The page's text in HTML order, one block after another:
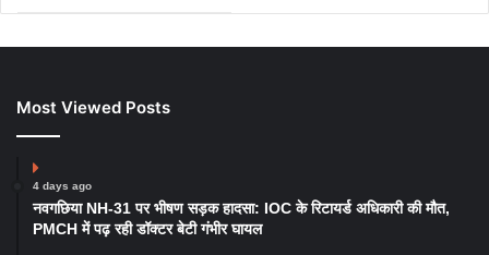
Most Viewed Posts
4 days ago
नवगछिया NH-31 पर भीषण सड़क हादसा: IOC के रिटायर्ड अधिकारी की मौत,
PMCH में पढ़ रही डॉक्टर बेटी गंभीर घायल